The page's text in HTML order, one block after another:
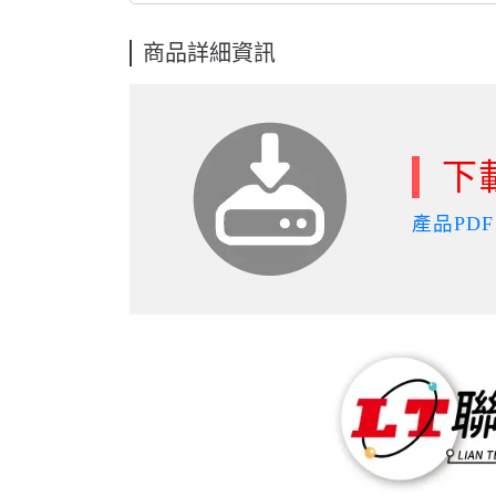
商品詳細資訊
下
產品PDF